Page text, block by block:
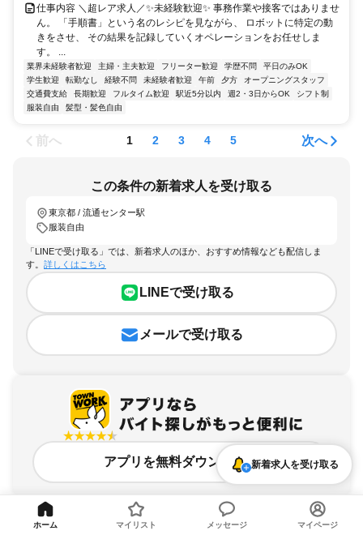
仕事内容 ＼超レア求人／✨未経験歓迎✨ 事務作業や接客ではありませ
ん。 「手順書」という名のレシピを見ながら、 ロボットに特定の動
きをさせ、 その結果を記録していくオペレーションをお任せしま
す。 ...
業界未経験者歓迎 主婦・主夫歓迎 フリーター歓迎 学歴不問
平日のみOK
学生歓迎
転勤なし 経験不問 未経験者歓迎 午前 夕方
オープニングスタッフ
交通費支給
長期歓迎 フルタイム歓迎 駅近5分以内 週2・3日からOK
シフト制
服装自由
髪型・髪色自由
前へ 1 2 3 4 5 次へ
この条件の新着求人を受け取る
東京都 / 流通センター駅
服装自由
「LINEで受け取る」では、新着求人のほか、おすすめ情報なども配信しま
す。 詳しくはこちら
LINEで受け取る
メールで受け取る
アプリを無料ダウンロード新着求人を受け取る
ホーム マイリスト メッセージ マイページ